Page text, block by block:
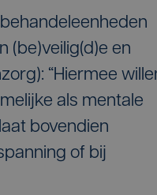
(be)veilig(d)e en
“Hiermee
als mentale
bovendien
of bij